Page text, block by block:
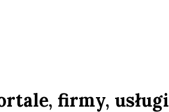
firmy, usługi